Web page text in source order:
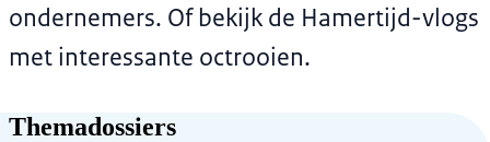
ondernemers. Of bekijk de Hamertijd-vlogs
met interessante octrooien.
Themadossiers